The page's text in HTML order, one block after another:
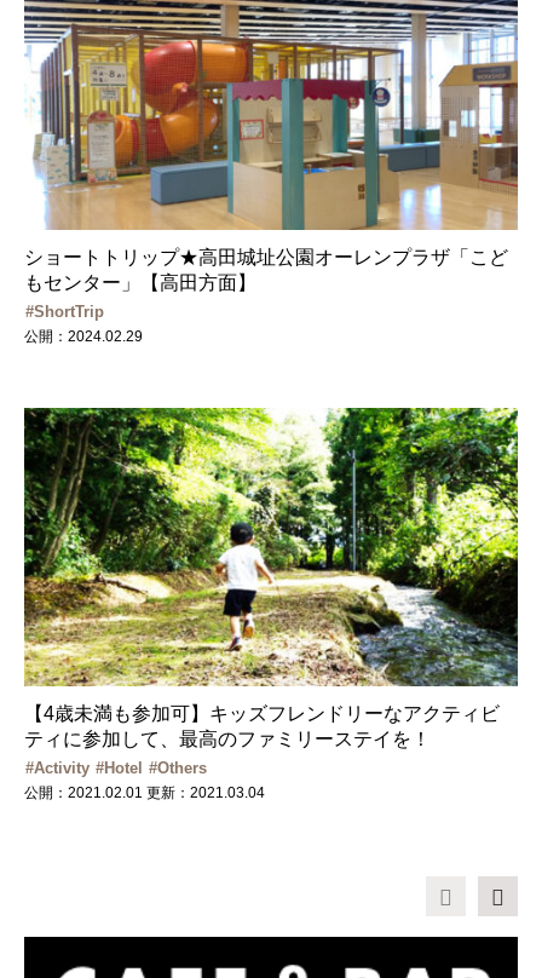
ショートトリップ★高田城址公園オーレンプラザ「こど
もセンター」【高田方面】
ShortTrip
公開：2024.02.29
【4歳未満も参加可】キッズフレンドリーなアクティビ
ティに参加して、最高のファミリーステイを！
Activity Hotel Others
公開：2021.02.01 更新：2021.03.04